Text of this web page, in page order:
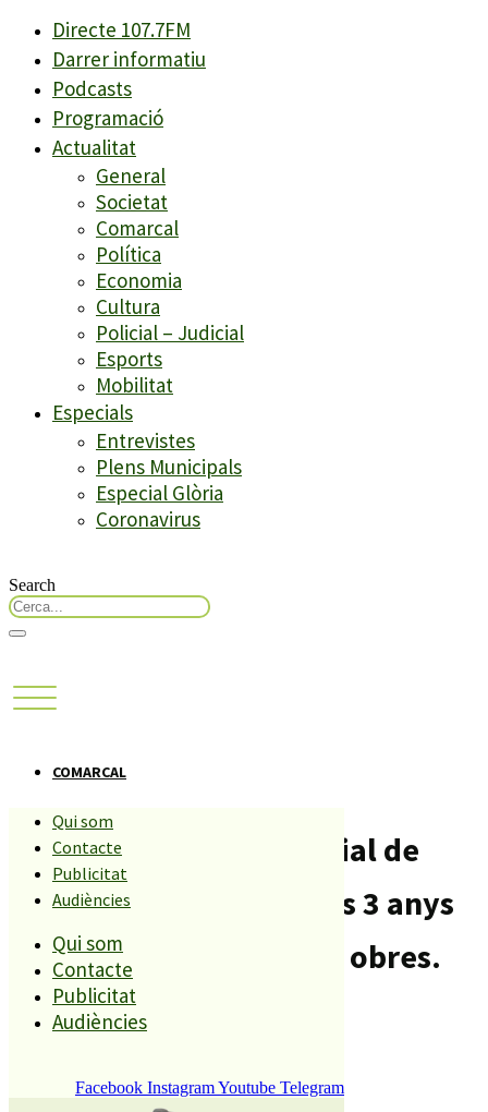
Directe 107.7FM
Darrer informatiu
Podcasts
Programació
Actualitat
General
Societat
Comarcal
Política
Economia
Cultura
Policial – Judicial
Esports
Mobilitat
Especials
Entrevistes
Plens Municipals
Especial Glòria
Coronavirus
Search
Qui som
Contacte
Publicitat
Audiències
Qui som
Contacte
Publicitat
Audiències
Facebook InstagramYoutube Telegram
COMARCAL
Els pisos de lloguer social de
Tordera continuen buits 3 anys
després d’acabar-se les obres.
Compartiu aquesta història
REDACCIÓ